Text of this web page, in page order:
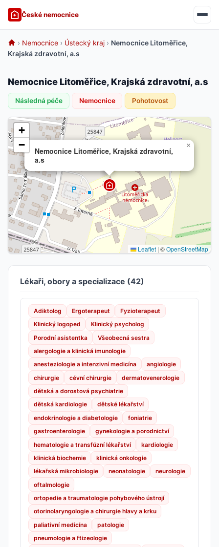
České nemocnice
› Nemocnice › Ústecký kraj › Nemocnice Litoměřice,
Krajská zdravotní, a.s
Nemocnice Litoměřice, Krajská zdravotní, a.s
Následná péče Nemocnice Pohotovost
Nemocnice Litoměřice, Krajská zdravotní,
a.s
×
+
−
Leaflet | ©OpenStreetMap
Lékaři, obory a specializace (42)
Adiktolog Ergoterapeut
Fyzioterapeut
Klinický logoped
Klinický psycholog
Porodní asistentka
Všeobecná sestra
alergologie a klinická imunologie
anesteziologie a intenzivní medicína
angiologie
chirurgie
cévní chirurgie
dermatovenerologie
dětská a dorostová psychiatrie
dětská kardiologie
dětské lékařství
endokrinologie a diabetologie
foniatrie
gastroenterologie
gynekologie a porodnictví
hematologie a transfúzní lékařství
kardiologie
klinická biochemie
klinická onkologie
lékařská mikrobiologie
neonatologie
neurologie
oftalmologie
ortopedie a traumatologie pohybového ústrojí
otorinolaryngologie a chirurgie hlavy a krku
paliativní medicína
patologie
pneumologie a ftizeologie